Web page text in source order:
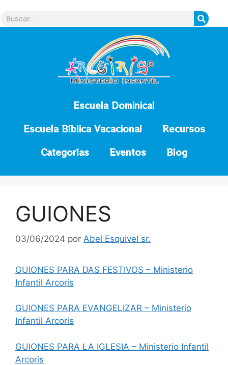
Escuela Dominical
Escuela Bíblica Vacacional
Recursos
Categorías
Eventos Blog
GUIONES
03/06/2024 por Abel Esquivel sr.
GUIONES PARA DAS FESTIVOS – Ministerio
Infantil Arcoris
GUIONES PARA EVANGELIZAR – Ministerio
Infantil Arcoris
GUIONES PARA LA IGLESIA – Ministerio Infantil
Arcoris